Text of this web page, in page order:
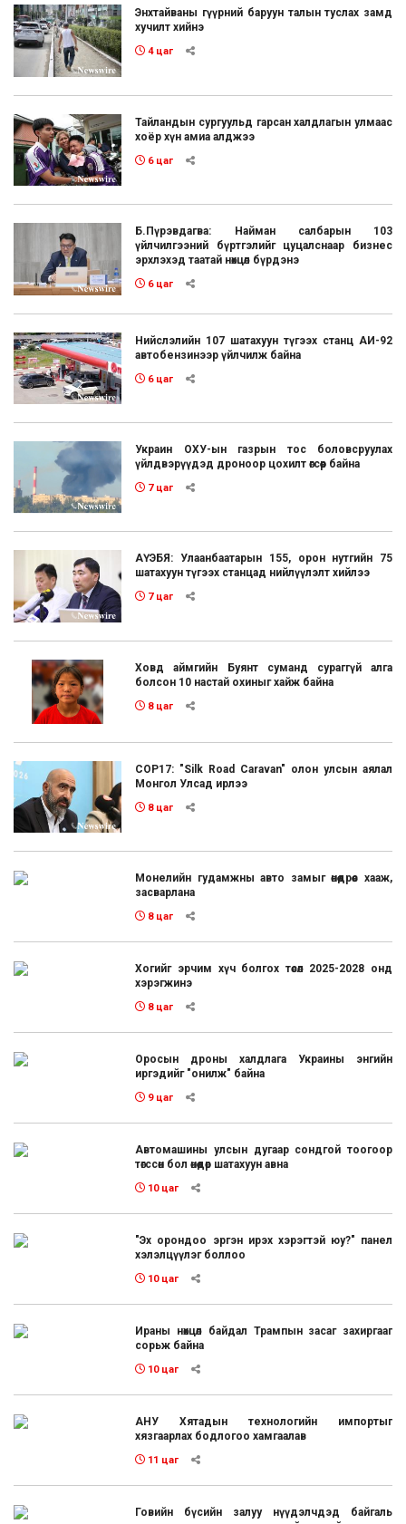
Энхтайваны гүүрний баруун талын туслах замд
хучилт хийнэ
4 цаг
Тайландын сургуульд гарсан халдлагын улмаас
хоёр хүн амиа алджээ
6 цаг
Б.Пүрэвдагва: Найман салбарын 103
үйлчилгээний бүртгэлийг цуцалснаар бизнес
эрхлэхэд таатай нөхцөл бүрдэнэ
6 цаг
Нийслэлийн 107 шатахуун түгээх станц АИ-92
автобензинээр үйлчилж байна
6 цаг
Украин ОХУ-ын газрын тос боловсруулах
үйлдвэрүүдэд дроноор цохилт өгсөөр байна
7 цаг
АҮЭБЯ: Улаанбаатарын 155, орон нутгийн 75
шатахуун түгээх станцад нийлүүлэлт хийлээ
7 цаг
Ховд аймгийн Буянт суманд сураггүй алга
болсон 10 настай охиныг хайж байна
8 цаг
COP17: "Silk Road Caravan" олон улсын аялал
Монгол Улсад ирлээ
8 цаг
Монелийн гудамжны авто замыг өнөөдрөөс хааж,
засварлана
8 цаг
Хогийг эрчим хүч болгох төсөл 2025-2028 онд
хэрэгжинэ
8 цаг
Оросын дроны халдлага Украины энгийн
иргэдийг "онилж" байна
9 цаг
Автомашины улсын дугаар сондгой тоогоор
төгссөн бол өнөөдөр шатахуун авна
10 цаг
"Эх орондоо эргэн ирэх хэрэгтэй юу?" панел
хэлэлцүүлэг боллоо
10 цаг
Ираны нөхцөл байдал Трампын засаг захиргааг
сорьж байна
10 цаг
АНУ Хятадын технологийн импортыг
хязгаарлах бодлогоо хамгаалав
11 цаг
Говийн бүсийн залуу нүүдэлчдэд байгаль